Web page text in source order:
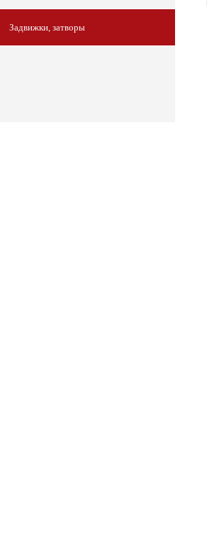
Задвижки, затворы